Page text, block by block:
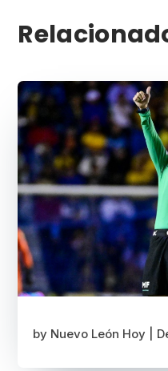
by Nuevo León Hoy